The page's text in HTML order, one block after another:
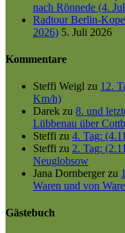
nach Rönnede (4.
Radtour Berlin-
2026) 5. Juli 2026
Kommentare
Steffi Weigl zu 12.
Km/h)
Darek zu 8. und
Lübbenau über
Steffi zu 4. Tag:
Steffi zu 2. Tag:
Neuglobsow
Jana Dornbergerzu
Waren und von
Gästebuch